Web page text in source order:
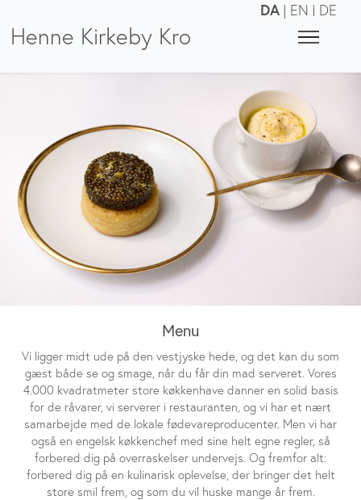
DA | EN | DE
Henne Kirkeby Kro
Menu
Vi ligger midt ude på den vestjyske hede, og det kan du som
gæst både se og smage, når du får din mad serveret. Vores
4.000 kvadratmeter store køkkenhave danner en solid basis
for de råvarer, vi serverer i restauranten, og vi har et nært
samarbejde med de lokale fødevareproducenter. Men vi har
også en engelsk køkkenchef med sine helt egne regler, så
forbered dig på overraskelser undervejs. Og fremfor alt:
forbered dig på en kulinarisk oplevelse, der bringer det helt
store smil frem, og som du vil huske mange år frem.